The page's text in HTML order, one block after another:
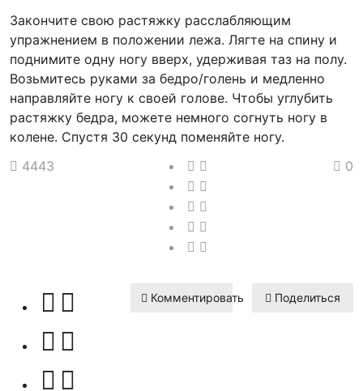
Закончите свою растяжку расслабляющим
упражнением в положении лежа. Лягте на спину и
поднимите одну ногу вверх, удерживая таз на полу.
Возьмитесь руками за бедро/голень и медленно
направляйте ногу к своей голове. Чтобы углубить
растяжку бедра, можете немного согнуть ногу в
колене. Спустя 30 секунд поменяйте ногу.
4443
0
Комментировать Поделиться